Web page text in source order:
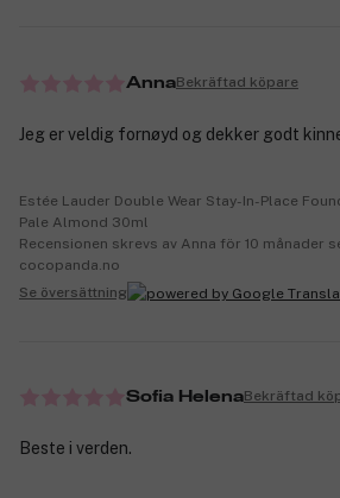
AnnaBekräftad köpare
Jeg er veldig fornøyd og dekker godt
Estée Lauder Double Wear Stay-In-Place
Pale Almond 30ml
Recensionen skrevs av Anna för 10 månader
cocopanda.no
Se översättning
Sofia HelenaBekräftad
Beste i verden.